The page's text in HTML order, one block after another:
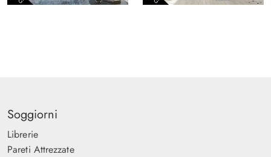
Soggiorni
Librerie
Pareti Attrezzate